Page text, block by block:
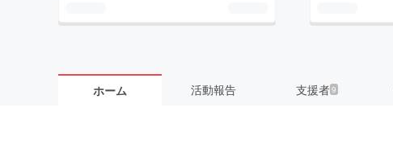
ホーム 活動報告 支援者9